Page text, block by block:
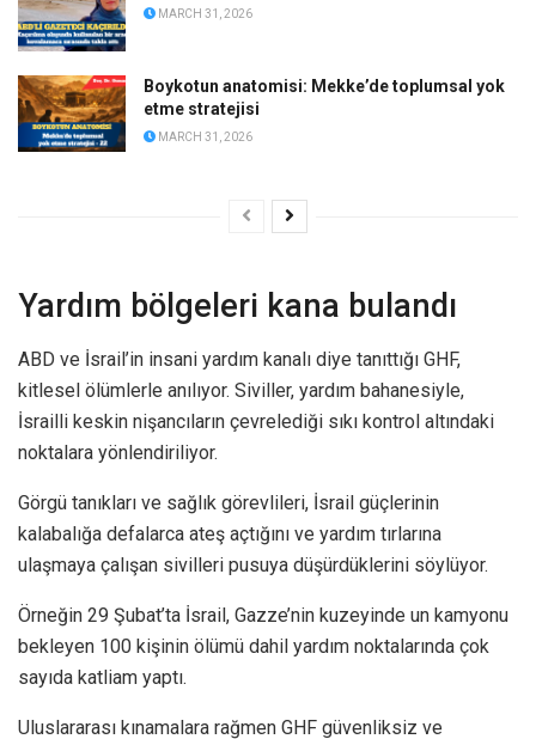
MARCH 31, 2026
Boykotun anatomisi: Mekke’de toplumsal yok
etme stratejisi
MARCH 31, 2026
Yardım bölgeleri kana bulandı
ABD ve İsrail’in insani yardım kanalı diye tanıttığı GHF,
kitlesel ölümlerle anılıyor. Siviller, yardım bahanesiyle,
İsrailli keskin nişancıların çevrelediği sıkı kontrol altındaki
noktalara yönlendiriliyor.
Görgü tanıkları ve sağlık görevlileri, İsrail güçlerinin
kalabalığa defalarca ateş açtığını ve yardım tırlarına
ulaşmaya çalışan sivilleri pusuya düşürdüklerini söylüyor.
Örneğin 29 Şubat’ta İsrail, Gazze’nin kuzeyinde un kamyonu
bekleyen 100 kişinin ölümü dahil yardım noktalarında çok
sayıda katliam yaptı.
Uluslararası kınamalara rağmen GHF güvenliksiz ve